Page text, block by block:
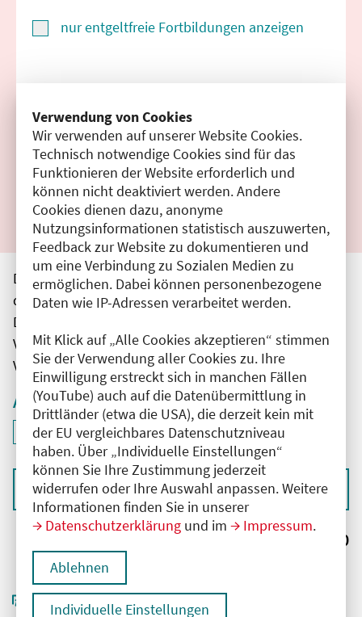
Verwendung von Cookies
Wir verwenden auf unserer Website Cookies.
Technisch notwendige Cookies sind für das
Funktionieren der Website erforderlich und
können nicht deaktiviert werden. Andere
Cookies dienen dazu, anonyme
Nutzungsinformationen statistisch auszuwerten,
Feedback zur Website zu dokumentieren und
um eine Verbindung zu Sozialen Medien zu
ermöglichen. Dabei können personenbezogene
Daten wie IP-Adressen verarbeitet werden.
Mit Klick auf „Alle Cookies akzeptieren“ stimmen
Sie der Verwendung aller Cookies zu. Ihre
Einwilligung erstreckt sich in manchen Fällen
(YouTube) auch auf die Datenübermittlung in
Drittländer (etwa die USA), die derzeit kein mit
der EU vergleichbares Datenschutzniveau
haben. Über „Individuelle Einstellungen“
können Sie Ihre Zustimmung jederzeit
widerrufen oder Ihre Auswahl anpassen. Weitere
Informationen finden Sie in unserer
Datenschutzerklärung und im Impressum.
Ablehnen
Individuelle Einstellungen
nur entgeltfreie Fortbildungen anzeigen
Filter zurücksetzen
Ergebnisse drucken
Die hier aufgeführten Veranstaltungen entsprechen
den unmittelbar vom Veranstalter getätigten Angaben.
Die Ärztekammer Berlin übernimmt keine
Verantwortung für den Inhalt, die Haftung obliegt dem
Veranstalter.
Aktive Filter
Filter
ID: ANT-2502096
deaktivieren und Suchergebnisse neu laden
Sortieren nach
Ergebnisse: 0